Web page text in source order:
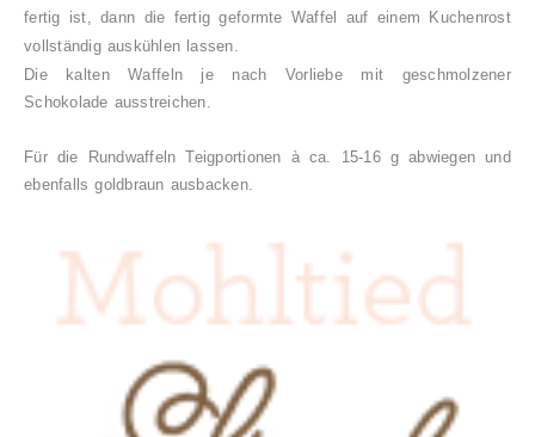
fertig ist, dann die fertig geformte Waffel auf einem Kuchenrost
vollständig auskühlen lassen.
Die kalten Waffeln je nach Vorliebe mit geschmolzener
Schokolade ausstreichen.
Für die Rundwaffeln Teigportionen à ca. 15-16 g abwiegen und
ebenfalls goldbraun ausbacken.